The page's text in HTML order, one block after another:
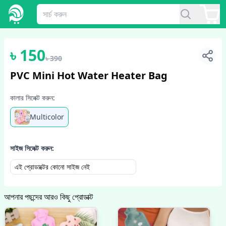
1/6
৳ 150৳390
PVC Mini Hot Water Heater Bag
কালার সিলেক্ট করুন:
Multicolor
সাইজ সিলেক্ট করুন:
এই প্রোডাক্টের কোনো সাইজ নেই
আপনার পছন্দের আরও কিছু প্রোডাক্ট